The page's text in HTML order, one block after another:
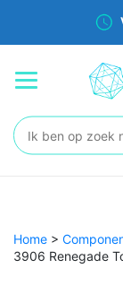
Zoeken:
Home >
3906 Renegade